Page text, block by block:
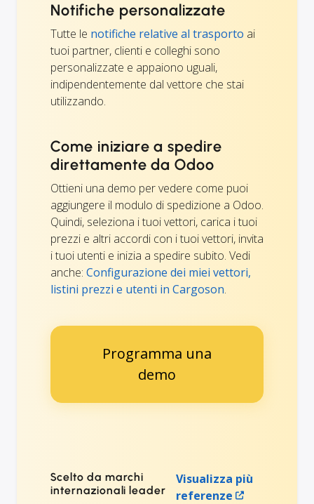
Notifiche personalizzate
Tutte le notifiche relative al trasporto ai
tuoi partner, clienti e colleghi sono
personalizzate e appaiono uguali,
indipendentemente dal vettore che stai
utilizzando.
Come iniziare a spedire
direttamente da Odoo
Ottieni una demo per vedere come puoi
aggiungere il modulo di spedizione a Odoo.
Quindi, seleziona i tuoi vettori, carica i tuoi
prezzi e altri accordi con i tuoi vettori, invita
i tuoi utenti e inizia a spedire subito. Vedi
anche: Configurazione dei miei vettori,
listini prezzi e utenti in Cargoson.
Programma una
demo
Scelto da marchi
internazionali leader
Visualizza più
referenze